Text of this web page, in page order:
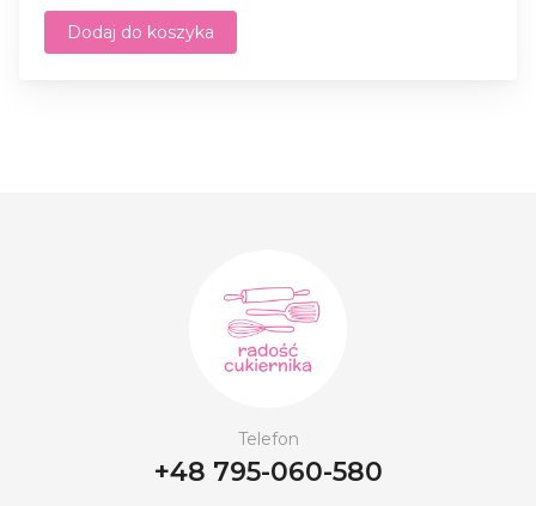
Dodaj do koszyka
Telefon
+48 795-060-580